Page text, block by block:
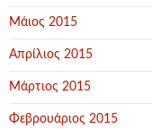
Μάιος 2015
Απρίλιος 2015
Μάρτιος 2015
Φεβρουάριος 2015